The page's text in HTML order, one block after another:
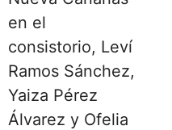
en el
consistorio, Leví
Ramos Sánchez,
Yaiza Pérez
Álvarez y Ofelia